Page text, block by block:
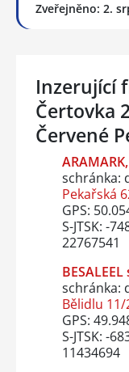
Zveřejněno: 2.
Inzerující
Čertovka
Červené
schránka:
Pekařská
GPS:
S-JTSK: -
22767541
schránka:
Bělidlu
GPS:
S-JTSK: -
11434694